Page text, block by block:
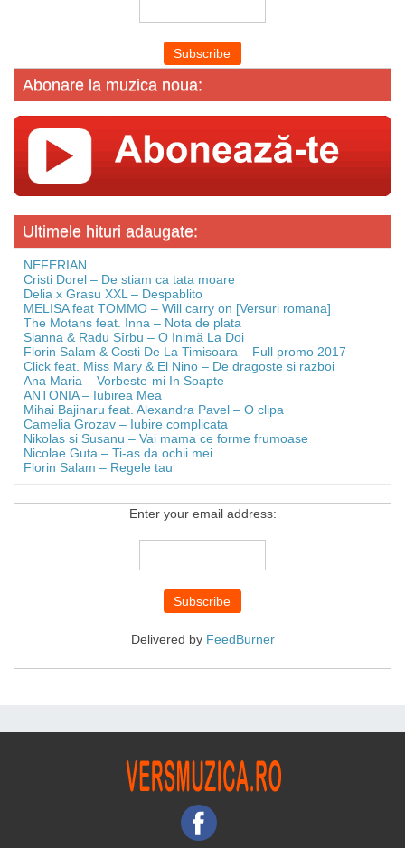
Abonare la muzica noua:
Ultimele hituri adaugate:
NEFERIAN
Cristi Dorel – De stiam ca tata moare
Delia x Grasu XXL – Despablito
MELISA feat TOMMO – Will carry on [Versuri romana]
The Motans feat. Inna – Nota de plata
Sianna & Radu Sîrbu – O Inimă La Doi
Florin Salam & Costi De La Timisoara – Full promo 2017
Click feat. Miss Mary & El Nino – De dragoste si razboi
Ana Maria – Vorbeste-mi In Soapte
ANTONIA – Iubirea Mea
Mihai Bajinaru feat. Alexandra Pavel – O clipa
Camelia Grozav – Iubire complicata
Nikolas si Susanu – Vai mama ce forme frumoase
Nicolae Guta – Ti-as da ochii mei
Florin Salam – Regele tau
Enter your email address:
Delivered by FeedBurner